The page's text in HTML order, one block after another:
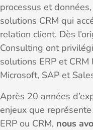
processus et
solutions CRM qui
relation client. Dès
Consulting ont
solutions ERP et
Microsoft, SAP et
Après 20 années
enjeux que
ERP ou CRM, nous